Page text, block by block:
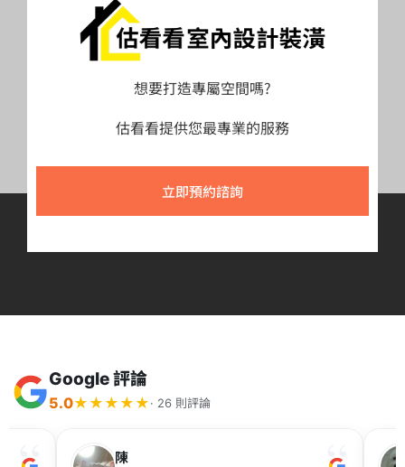
想要打造專屬空間嗎?
估看看提供您最專業的服務
立即預約諮詢
Google 評論
5.0★ ★ ★ ★ ★· 26 則評論
陳